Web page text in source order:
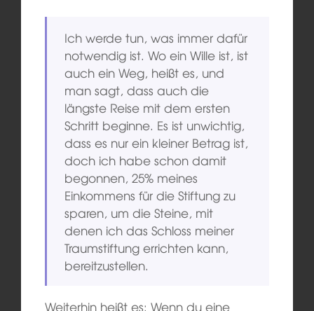
Ich werde tun, was immer dafür
notwendig ist. Wo ein Wille ist, ist
auch ein Weg, heißt es, und
man sagt, dass auch die
längste Reise mit dem ersten
Schritt beginne. Es ist unwichtig,
dass es nur ein kleiner Betrag ist,
doch ich habe schon damit
begonnen, 25% meines
Einkommens für die Stiftung zu
sparen, um die Steine, mit
denen ich das Schloss meiner
Traumstiftung errichten kann,
bereitzustellen.
Weiterhin heißt es: Wenn du eine